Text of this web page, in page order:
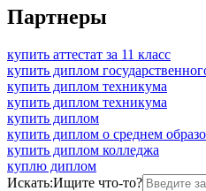
Партнеры
купить аттестат за 11 класс
купить диплом
купить диплом техникума
купить диплом техникума
купить диплом
купить диплом о среднем
купить диплом колледжа
куплю диплом
Искать:Ищите что-то?